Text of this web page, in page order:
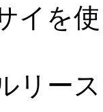
イを
リー